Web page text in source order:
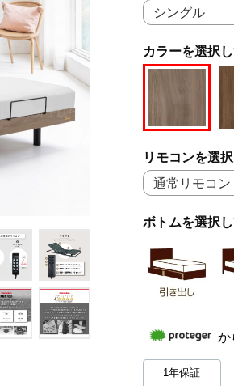
カラーを選択
リモコンを選
ボトムを選択